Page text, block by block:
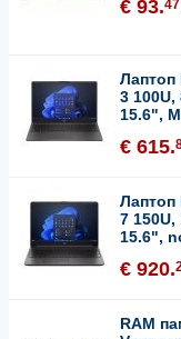
€ 93.47
Лаптоп
3 100U,
15.6",
€ 615.
Лаптоп
7 150U,
15.6",
€ 920.
RAM